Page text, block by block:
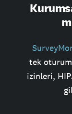
tek
izinleri,